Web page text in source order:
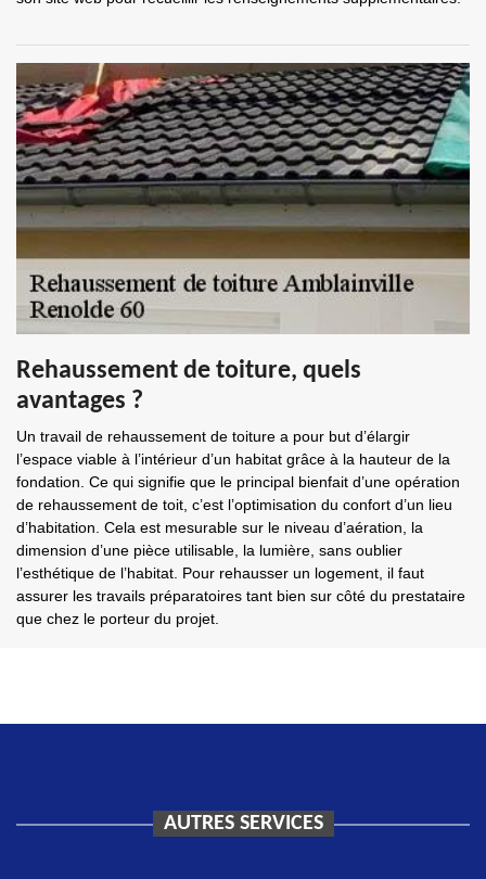
Rehaussement de toiture, quels
avantages ?
Un travail de rehaussement de toiture a pour but d’élargir
l’espace viable à l’intérieur d’un habitat grâce à la hauteur de la
fondation. Ce qui signifie que le principal bienfait d’une opération
de rehaussement de toit, c’est l’optimisation du confort d’un lieu
d’habitation. Cela est mesurable sur le niveau d’aération, la
dimension d’une pièce utilisable, la lumière, sans oublier
l’esthétique de l’habitat. Pour rehausser un logement, il faut
assurer les travails préparatoires tant bien sur côté du prestataire
que chez le porteur du projet.
AUTRES SERVICES